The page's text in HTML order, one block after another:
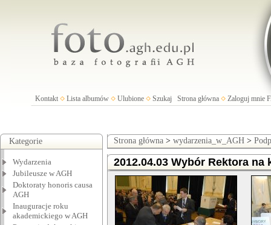
Kontakt Lista albumów Ulubione Szukaj Strona główna Zaloguj mnie
Kategorie
Wydarzenia
Jubileusze w AGH
Doktoraty honoris causa
AGH
Inauguracje roku
akademickiego w AGH
Strona główna > wydarzenia_w_AGH >
2012.04.03 Wybór Rektora na